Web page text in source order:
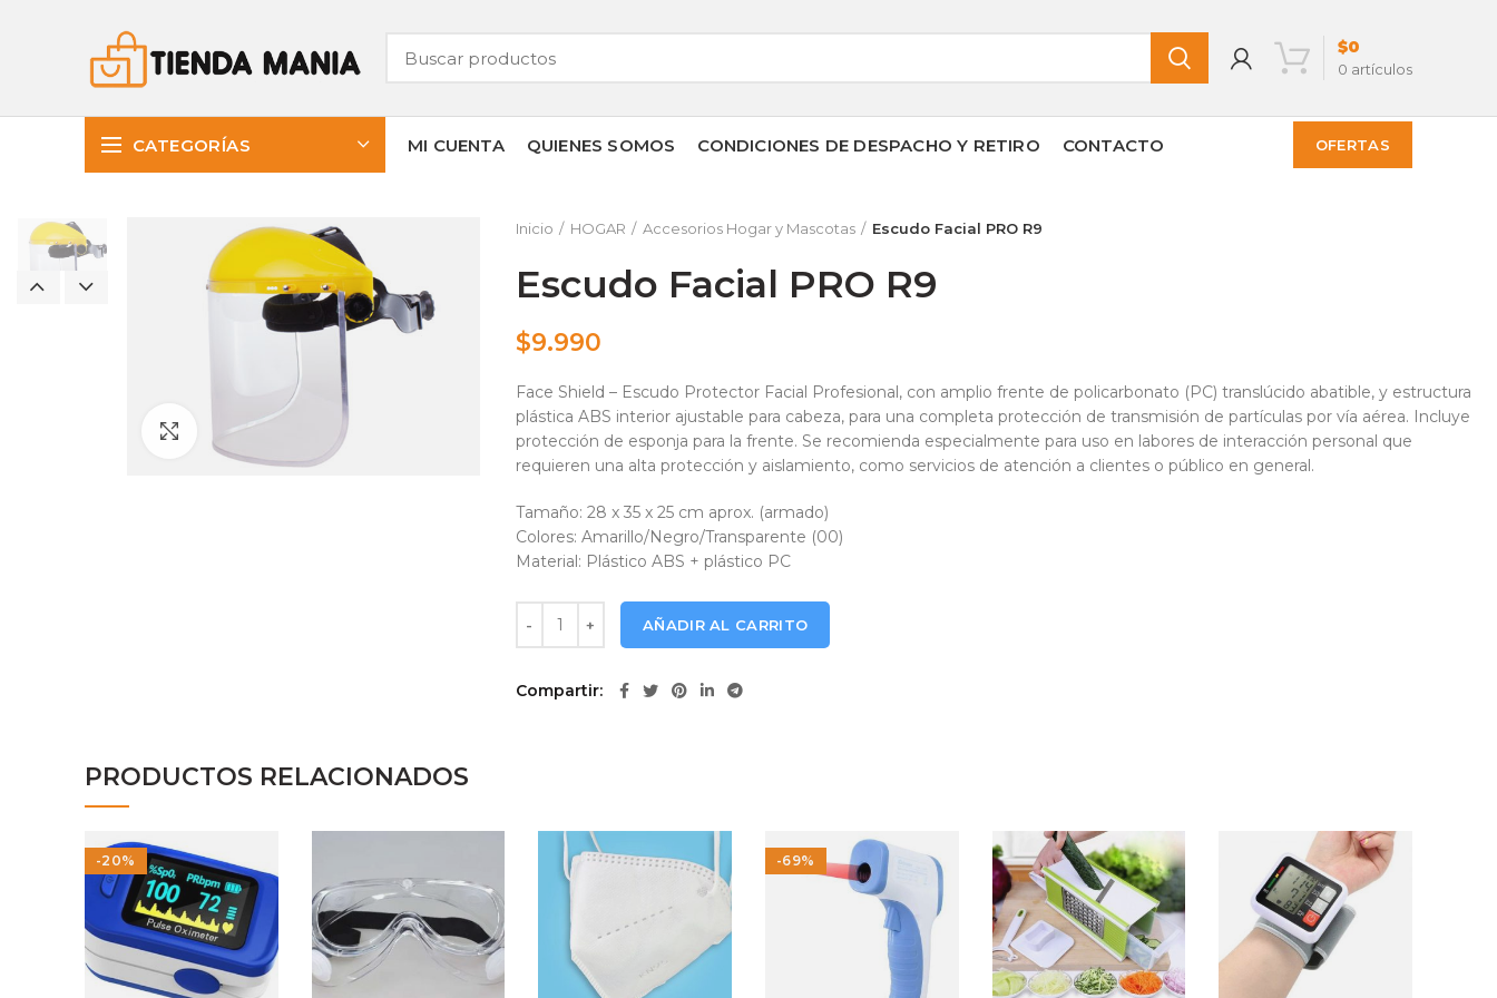
0 artículos
$0
CATEGORÍAS MI CUENTA QUIENES SOMOS CONDICIONES DE DESPACHO Y RETIRO CONTACTO OFERTAS
Clic para ampliar
Inicio HOGAR Accesorios Hogar y Mascotas Escudo Facial PRO R9
Escudo Facial PRO R9
$9.990
Face Shield – Escudo Protector Facial Profesional, con amplio frente de policarbonato (PC) translúcido abatible, y estructura
plástica ABS interior ajustable para cabeza, para una completa protección de transmisión de partículas por vía aérea. Incluye
protección de esponja para la frente. Se recomienda especialmente para uso en labores de interacción personal que
requieren una alta protección y aislamiento, como servicios de atención a clientes o público en general.
Tamaño: 28 x 35 x 25 cm aprox. (armado)
Colores: Amarillo/Negro/Transparente (00)
Material: Plástico ABS + plástico PC
Escudo Facial PRO R9 cantidad
AÑADIR AL CARRITO
Compartir
PRODUCTOS RELACIONADOS
-20% -69%